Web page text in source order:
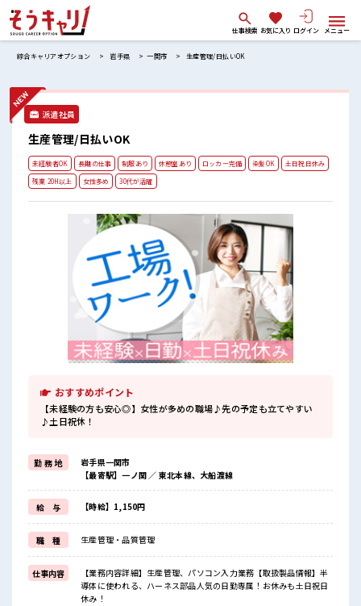
仕事検索 お気に入り ログイン メニュー
綜合キャリアオプション 岩手県 一関市 生産管理/日払いOK
派遣社員
生産管理/日払いOK
未経験者OK 長期の仕事 制服あり 休憩室あり ロッカー完備 染髪OK
土日祝日休み
残業 20H以上
女性多め 30代が活躍
おすすめポイント
【未経験の方も安心◎】女性が多めの職場♪先の予定も立てやすい
♪土日祝休！
勤 務 地
岩手県一関市
【最寄駅】一ノ関 ／ 東北本線、大船渡線
給 与 【時給】1,150円
職 種 生産管理・品質管理
仕事内容
【業務内容詳細】生産管理、パソコン入力業務【取扱製品情報】半
導体に使われる、ハーネス部品人気の日勤専属！お休みも土日祝日
休み！